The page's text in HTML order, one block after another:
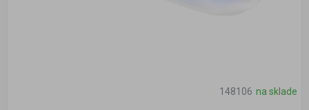
148106 na sklade